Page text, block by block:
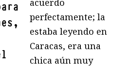
acuerdo
perfectamente; la
estaba leyendo en
Caracas, era una
chica aún muy